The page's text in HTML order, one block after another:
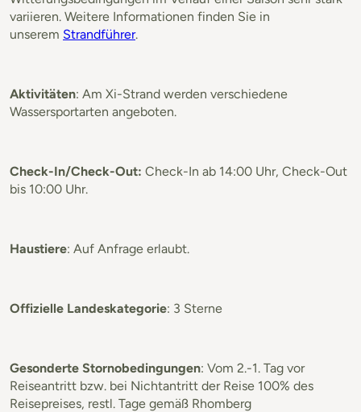
variieren. Weitere Informationen finden Sie in
unserem Strandführer.
Aktivitäten: Am Xi-Strand werden verschiedene
Wassersportarten angeboten.
Check-In/Check-Out: Check-In ab 14:00 Uhr, Check-Out
bis 10:00 Uhr.
Haustiere: Auf Anfrage erlaubt.
Offizielle Landeskategorie: 3 Sterne
Gesonderte Stornobedingungen: Vom 2.-1. Tag vor
Reiseantritt bzw. bei Nichtantritt der Reise 100% des
Reisepreises, restl. Tage gemäß Rhomberg